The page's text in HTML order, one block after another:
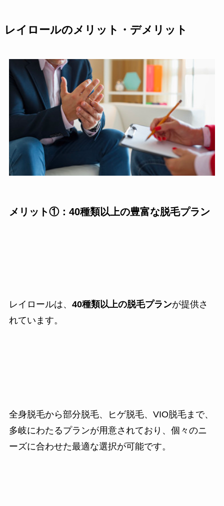
レイロールのメリット・デメリット
メリット①：40種類以上の豊富な脱毛プラン
レイロールは、 40種類以上の脱毛プランが提供さ
れています。
全身脱毛から部分脱毛、ヒゲ脱毛、VIO脱毛まで、
多岐にわたるプランが用意されており、個々のニ
ーズに合わせた最適な選択が可能です。